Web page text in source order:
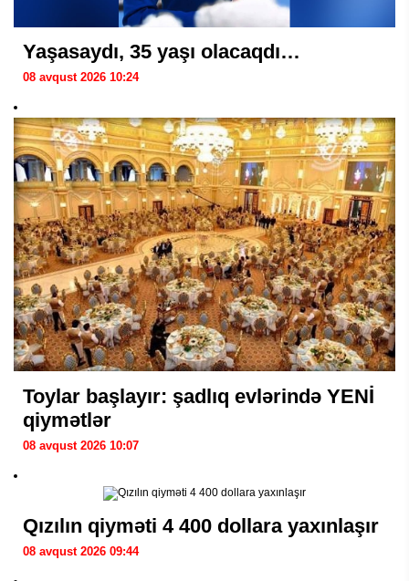
Yaşasaydı, 35 yaşı olacaqdı…
08 avqust 2026 10:24
Toylar başlayır: şadlıq evlərində YENİ
qiymətlər
08 avqust 2026 10:07
Qızılın qiyməti 4 400 dollara yaxınlaşır
08 avqust 2026 09:44